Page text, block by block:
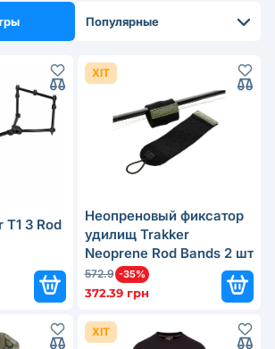
Популярные
3 Rod
ХІТ
Неопреновый фиксатор
удилищ Trakker
Neoprene Rod Bands 2 шт
572.9 -35%
372.39 грн
ХІТ